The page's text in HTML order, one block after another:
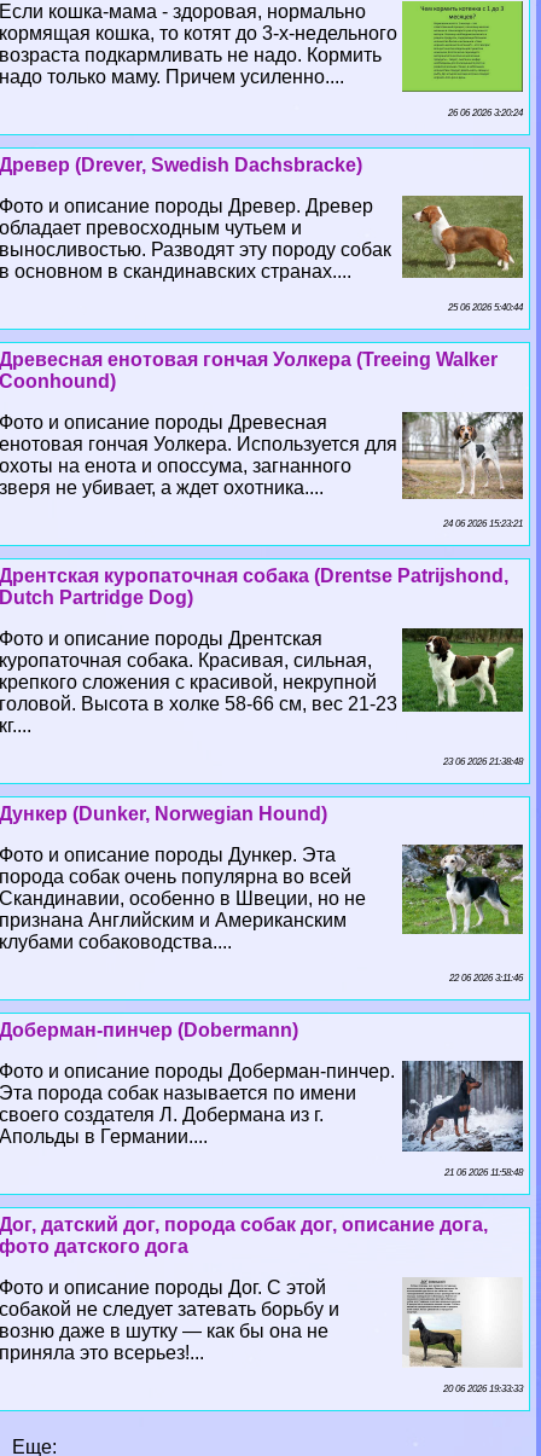
Если кошка-мама - здоровая, нормально
кормящая кошка, то котят до 3-х-недельного
возраста подкармливать не надо. Кормить
надо только маму. Причем усиленно....
26 06 2026 3:20:24
Древер (Drever, Swedish Dachsbracke)
Фото и описание породы Древер. Древер
обладает превосходным чутьем и
выносливостью. Разводят эту породу собак
в основном в скандинавских странах....
25 06 2026 5:40:44
Древесная енотовая гончая Уолкера (Treeing Walker
Coonhound)
Фото и описание породы Древесная
енотовая гончая Уолкера. Используется для
охоты на енота и опоссума, загнанного
зверя не убивает, а ждет охотника....
24 06 2026 15:23:21
Дрентская куропаточная собака (Drentse Patrijshond,
Dutch Partridge Dog)
Фото и описание породы Дрентская
куропаточная собака. Красивая, сильная,
крепкого сложения с красивой, некрупной
головой. Высота в холке 58-66 см, вес 21-23
кг....
23 06 2026 21:38:48
Дункер (Dunker, Norwegian Hound)
Фото и описание породы Дункер. Эта
порода собак очень популярна во всей
Скандинавии, особенно в Швеции, но не
признана Английским и Американским
клубами собаководства....
22 06 2026 3:11:46
Доберман-пинчер (Dobermann)
Фото и описание породы Доберман-пинчер.
Эта порода собак называется по имени
своего создателя Л. Добермана из г.
Апольды в Германии....
21 06 2026 11:58:48
Дог, датский дог, порода собак дог, описание дога,
фото датского дога
Фото и описание породы Дог. С этой
собакой не следует затевать борьбу и
возню даже в шутку — как бы она не
приняла это всерьез!...
20 06 2026 19:33:33
Еще: